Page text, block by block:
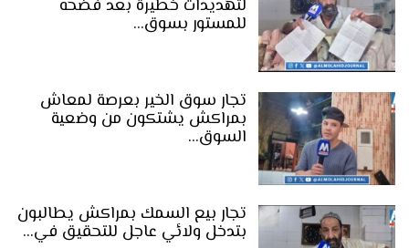
لتهديدات خطيرة بعد فضحه
للمستور بسوق…
تجار سوق الخير بعرصة لمعاش
بمراكش يشتكون من وضعية
السوق…
تجار بيع السمك بمراكش يطالبون
بتدخل ولائي عاجل للتحقيق في…